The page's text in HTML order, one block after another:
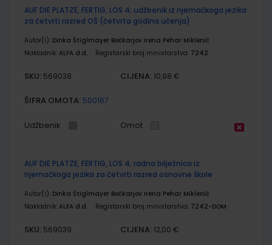
AUF DIE PLATZE, FERTIG, LOS 4; udžbenik iz njemačkoga jezika
za četvrti razred OŠ (četvrta godina učenja)
Autor(i): Dinka Štiglmayer Bočkarjov Irena Pehar Miklenić
Nakladnik: ALFA d.d. Registarski broj ministarstva: 7242
SKU: 569038 CIJENA: 10,98 €
ŠIFRA OMOTA: 500167
Udžbenik Omot
AUF DIE PLATZE, FERTIG, LOS 4; radna bilježnica iz
njemačkoga jezika za četvrti razred osnovne škole
Autor(i): Dinka Štiglmayer Bočkarjov Irena Pehar Miklenić
Nakladnik: ALFA d.d. Registarski broj ministarstva: 7242-DOM
SKU: 569039 CIJENA: 12,00 €